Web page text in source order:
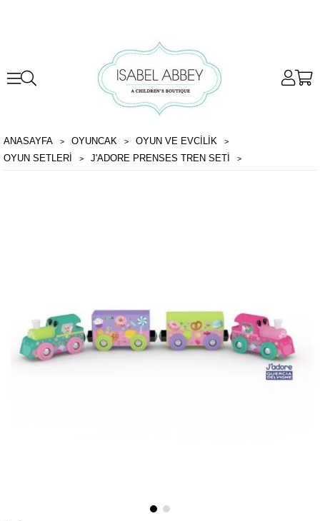
ANASAYFA OYUNCAK
OYUN VE EVCILIK
OYUN SETLERI
J'ADORE PRENSES TREN SETI